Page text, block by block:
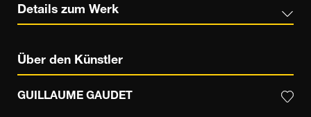
Details zum Werk
Über den Künstler
GUILLAUME GAUDET